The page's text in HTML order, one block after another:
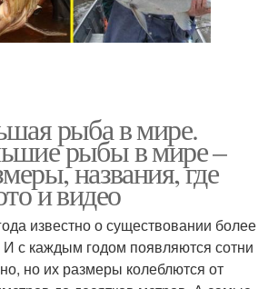
рыба в мире.
рыбы в мире –
названия, где
и видео
известно о существовании более
с каждым годом появляются сотни
но их размеры колеблются от